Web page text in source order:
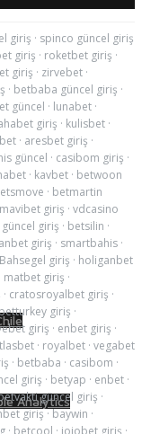
Analytics
giriş · spinco güncel giriş
giriş · roketbet giriş ·
giriş · zirvebet ·
· betbaba güncel giriş ·
güncel · lunabet ·
giriş · kulisbet ·
· aresbet giriş ·
güncel · casibom giriş ·
· kavbet · betwoon
· betmartin
mavibet giriş · vdcasino
giriş · betsilin ·
giriş · smartbahis ·
Bahsegel giriş · holiganbet
matbet giriş ·
· cratosroyalbet giriş ·
giriş ·
giriş · enbet giriş ·
· royalbet · vegabet
· betbaba · casibom ·
giriş · betyap · enbet ·
güncel giriş ·
giriş·baywin ·
· betcool · jojobet giriş ·